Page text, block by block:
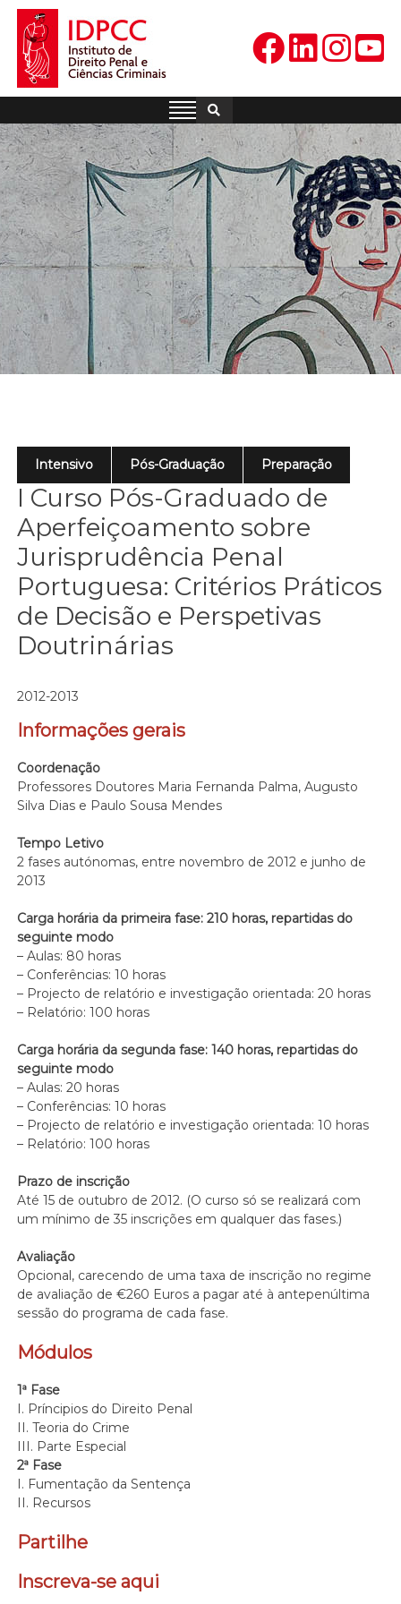
Skip
content
IDPCC
Instituto de Direito Penal e
Intensivo Pós-Graduação Preparação
I Curso Pós-Graduado de
Aperfeiçoamento sobre
Jurisprudência Penal
Portuguesa: Critérios Práticos
de Decisão e Perspetivas
Doutrinárias
2012-2013
Informações gerais
Coordenação
Professores Doutores Maria Fernanda Palma, Augusto
Silva Dias e Paulo Sousa Mendes
Tempo Letivo
2 fases autónomas, entre novembro de 2012 e junho de
2013
Carga horária da primeira fase: 210 horas, repartidas do
seguinte modo
– Aulas: 80 horas
– Conferências: 10 horas
– Projecto de relatório e investigação orientada: 20 horas
– Relatório: 100 horas
Carga horária da segunda fase: 140 horas, repartidas do
seguinte modo
– Aulas: 20 horas
– Conferências: 10 horas
– Projecto de relatório e investigação orientada: 10 horas
– Relatório: 100 horas
Prazo de inscrição
Até 15 de outubro de 2012. (O curso só se realizará com
um mínimo de 35 inscrições em qualquer das fases.)
Avaliação
Opcional, carecendo de uma taxa de inscrição no regime
de avaliação de €260 Euros a pagar até à antepenúltima
sessão do programa de cada fase.
Módulos
1ª Fase
I. Príncipios do Direito Penal
II. Teoria do Crime
III. Parte Especial
2ª Fase
I. Fumentação da Sentença
II. Recursos
Partilhe
Inscreva-se aqui